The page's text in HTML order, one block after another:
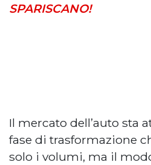
SPARISCANO!
Il mercato dell’auto sta
fase di trasformazione
solo i volumi, ma il